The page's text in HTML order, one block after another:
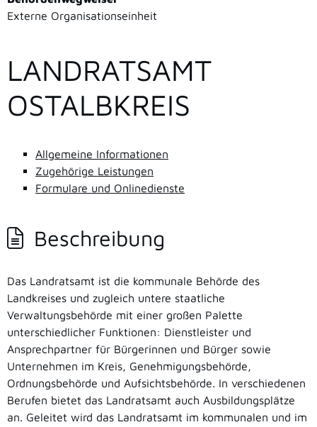
Externe Organisationseinheit
LANDRATSAMT
OSTALBKREIS
Allgemeine Informationen
Zugehörige Leistungen
Formulare und Onlinedienste
Beschreibung
Das Landratsamt ist die kommunale Behörde des
Landkreises und zugleich untere staatliche
Verwaltungsbehörde mit einer großen Palette
unterschiedlicher Funktionen: Dienstleister und
Ansprechpartner für Bürgerinnen und Bürger sowie
Unternehmen im Kreis, Genehmigungsbehörde,
Ordnungsbehörde und Aufsichtsbehörde. In verschiedenen
Berufen bietet das Landratsamt auch Ausbildungsplätze
an. Geleitet wird das Landratsamt im kommunalen und im